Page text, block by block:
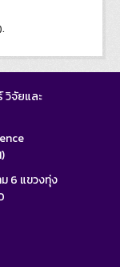
).
วิจัยและ
6 แขวงทุ่ง